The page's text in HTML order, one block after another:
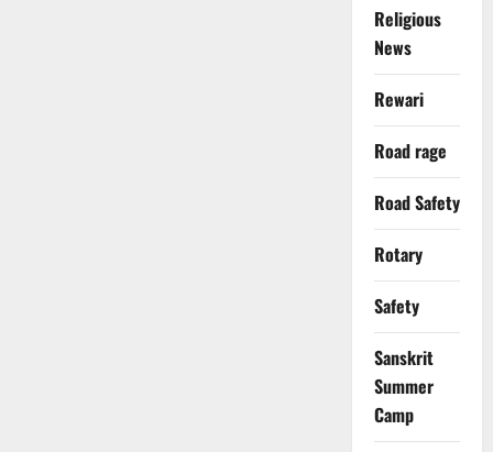
Religious
News
Rewari
Road rage
Road Safety
Rotary
Safety
Sanskrit
Summer
Camp